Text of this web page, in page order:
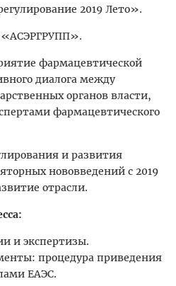
2019 Лето».
«АСЭРГРУПП».
фармацевтической
диалога между
органов власти,
фармацевтического
и развития
нововведений с 2019
отрасли.
и экспертизы.
процедура приведения
ЕАЭС.